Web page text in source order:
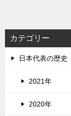
カテゴリー
日本代表の歴史
2021年
2020年